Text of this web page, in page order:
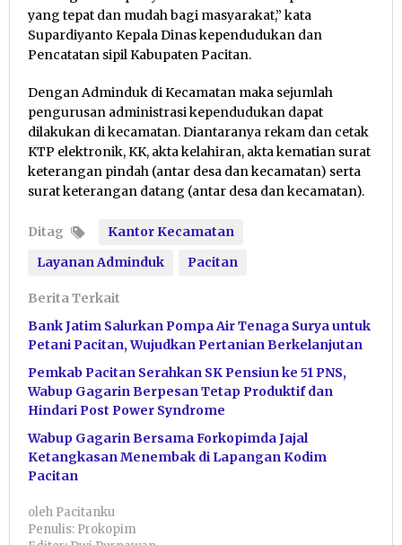
yang tepat dan mudah bagi masyarakat,” kata
Supardiyanto Kepala Dinas kependudukan dan
Pencatatan sipil Kabupaten Pacitan.
Dengan Adminduk di Kecamatan maka sejumlah
pengurusan administrasi kependudukan dapat
dilakukan di kecamatan. Diantaranya rekam dan cetak
KTP elektronik, KK, akta kelahiran, akta kematian surat
keterangan pindah (antar desa dan kecamatan) serta
surat keterangan datang (antar desa dan kecamatan).
Ditag
Kantor Kecamatan
Layanan Adminduk
Pacitan
Berita Terkait
Bank Jatim Salurkan Pompa Air Tenaga Surya untuk
Petani Pacitan, Wujudkan Pertanian Berkelanjutan
Pemkab Pacitan Serahkan SK Pensiun ke 51 PNS,
Wabup Gagarin Berpesan Tetap Produktif dan
Hindari Post Power Syndrome
Wabup Gagarin Bersama Forkopimda Jajal
Ketangkasan Menembak di Lapangan Kodim
Pacitan
oleh Pacitanku
Penulis: Prokopim